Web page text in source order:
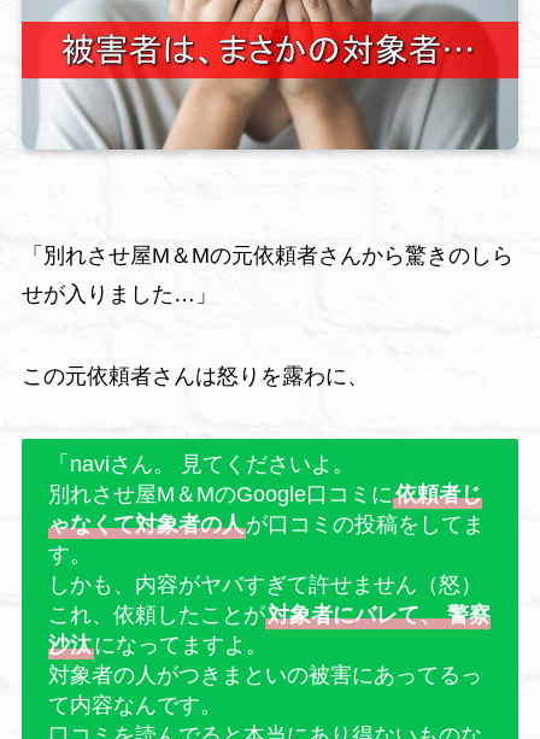
「別れさせ屋M＆Mの元依頼者さんから驚きのしら
せが入りました…」
この元依頼者さんは怒りを露わに、
「naviさん。 見てくださいよ。
別れさせ屋M＆MのGoogle口コミに依頼者じ
ゃなくて対象者の人が口コミの投稿をしてま
す。
しかも、内容がヤバすぎて許せません（怒）
これ、依頼したことが対象者にバレて、 警察
沙汰になってますよ。
対象者の人がつきまといの被害にあってるっ
て内容なんです。